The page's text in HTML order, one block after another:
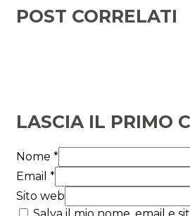
POST CORRELATI
LASCIA IL PRIMO
Nome *
Email *
Sito web
Salva il mio nome, email e